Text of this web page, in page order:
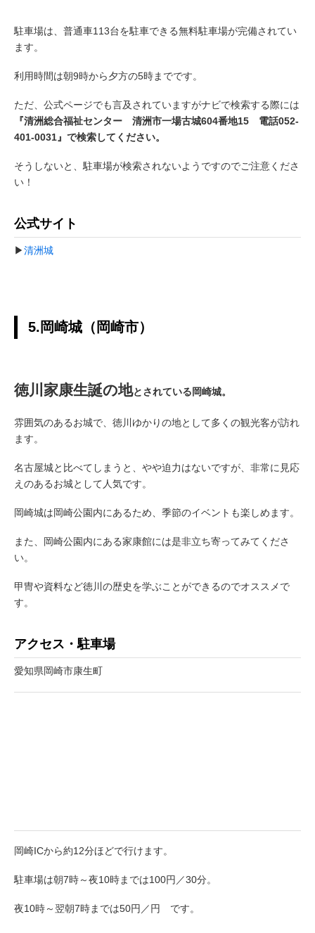
駐車場は、普通車113台を駐車できる無料駐車場が完備されてい
ます。
利用時間は朝9時から夕方の5時までです。
ただ、公式ページでも言及されていますがナビで検索する際には
『清洲総合福祉センター 清洲市一場古城604番地15 電話052-
401-0031』で検索してください。
そうしないと、駐車場が検索されないようですのでご注意くださ
い！
公式サイト
▶清洲城
5.岡崎城（岡崎市）
徳川家康生誕の地とされている岡崎城。
雰囲気のあるお城で、徳川ゆかりの地として多くの観光客が訪れ
ます。
名古屋城と比べてしまうと、やや迫力はないですが、非常に見応
えのあるお城として人気です。
岡崎城は岡崎公園内にあるため、季節のイベントも楽しめます。
また、岡崎公園内にある家康館には是非立ち寄ってみてくださ
い。
甲冑や資料など徳川の歴史を学ぶことができるのでオススメで
す。
アクセス・駐車場
愛知県岡崎市康生町
岡崎ICから約12分ほどで行けます。
駐車場は朝7時～夜10時までは100円／30分。
夜10時～翌朝7時までは50円／円 です。